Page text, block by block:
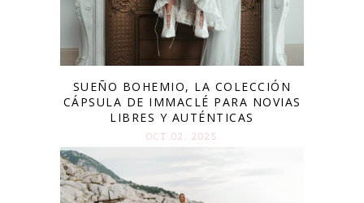
SUEÑO BOHEMIO, LA COLECCIÓN
CÁPSULA DE IMMACLÉ PARA NOVIAS
LIBRES Y AUTÉNTICAS
OCT 02. 2025